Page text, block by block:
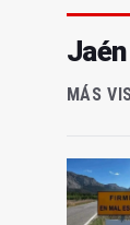
Jaén
MÁS